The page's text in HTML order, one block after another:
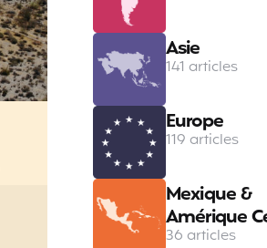
Asie
141 articles
Europe
119 articles
Mexique &
Amérique
36 articles